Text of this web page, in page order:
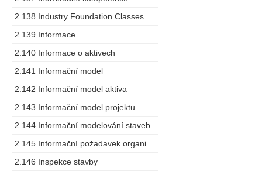
2.138 Industry Foundation Classes
2.139 Informace
2.140 Informace o aktivech
2.141 Informační model
2.142 Informační model aktiva
2.143 Informační model projektu
2.144 Informační modelování staveb
2.146 Inspekce stavby